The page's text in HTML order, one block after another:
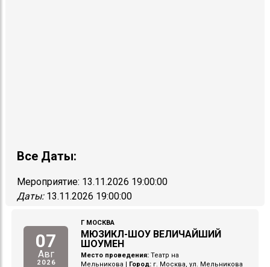
Все Даты:
Мероприятие: 13.11.2026 19:00:00
Даты: 13.11.2026 19:00:00
07
Авг
2026
Г МОСКВА
МЮЗИКЛ-ШОУ ВЕЛИЧАЙШИЙ
ШОУМЕН
Место проведения: Театр на
Мельникова
Город: г. Москва, ул. Мельникова